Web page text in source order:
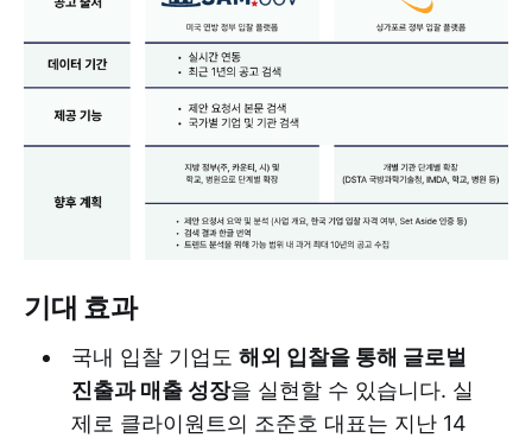
기대 효과
국내 입찰 기업도 해외 입찰을 통해 글로벌
진출과 매출 성장을 실현할 수 있습니다. 실
제로 클라이원트의 조준호 대표는 지난 14